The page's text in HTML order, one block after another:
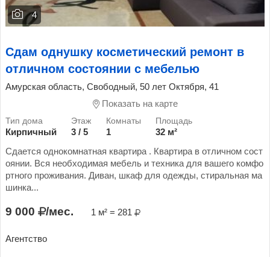
4
Сдам однушку косметический ремонт в
отличном состоянии с мебелью
Амурская область, Свободный, 50 лет Октября, 41
Показать на карте
Кирпичный 3 / 5 1
32 м²
Сдается однокомнатная квартира . Квартира в отличном сост
оянии. Вся необходимая мебель и техника для вашего комфо
ртного проживания. Диван, шкаф для одежды, стиральная ма
шинка...
9 000 /мес. 1 м² = 281
Агентство